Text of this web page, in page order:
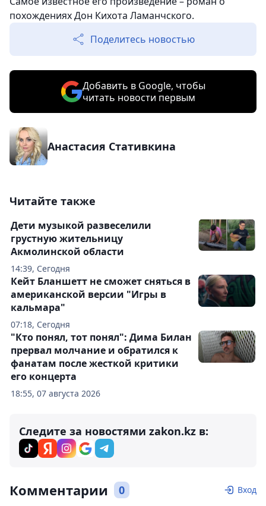
похождениях Дон Кихота Ламанчского.
Поделитесь новостью
Добавить в Google, чтобы
читать новости первым
Анастасия Стативкина
Читайте также
14:39, Сегодня
Дети музыкой развеселили
грустную жительницу
Акмолинской области
07:18, Сегодня
Кейт Бланшетт не сможет сняться в
американской версии "Игры в
кальмара"
18:55, 07 августа 2026
"Кто понял, тот понял": Дима Билан
прервал молчание и обратился к
фанатам после жесткой критики
его концерта
Следите за новостями zakon.kz в:
Комментарии 0 Вход